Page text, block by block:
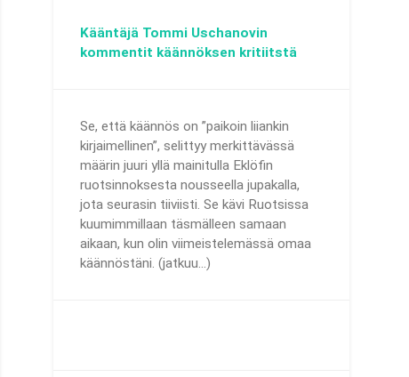
Kääntäjä Tommi Uschanovin
kommentit käännöksen kritiitstä
Se, että käännös on ”paikoin liiankin
kirjaimellinen”, selittyy merkittävässä
määrin juuri yllä mainitulla Eklöfin
ruotsinnoksesta nousseella jupakalla,
jota seurasin tiiviisti. Se kävi Ruotsissa
kuumimmillaan täsmälleen samaan
aikaan, kun olin viimeistelemässä omaa
käännöstäni. (jatkuu...)